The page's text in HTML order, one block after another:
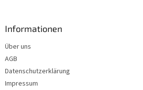
Informationen
Über uns
AGB
Datenschutzerklärung
Impressum